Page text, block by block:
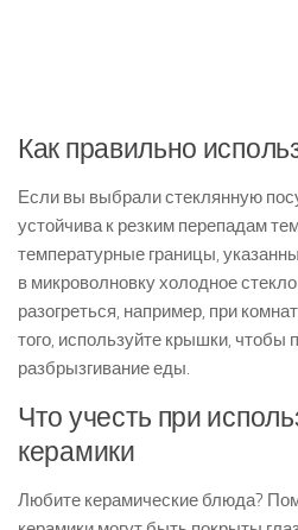
Как правильно
Если вы выбрали стеклянную
устойчива к резким перепадам
температурные границы,
в микроволновку холодное
разогреться, например, при
того, используйте крышки, чтобы
разбрызгивание еды.
Что учесть при
керамики
Любите керамические блюда?